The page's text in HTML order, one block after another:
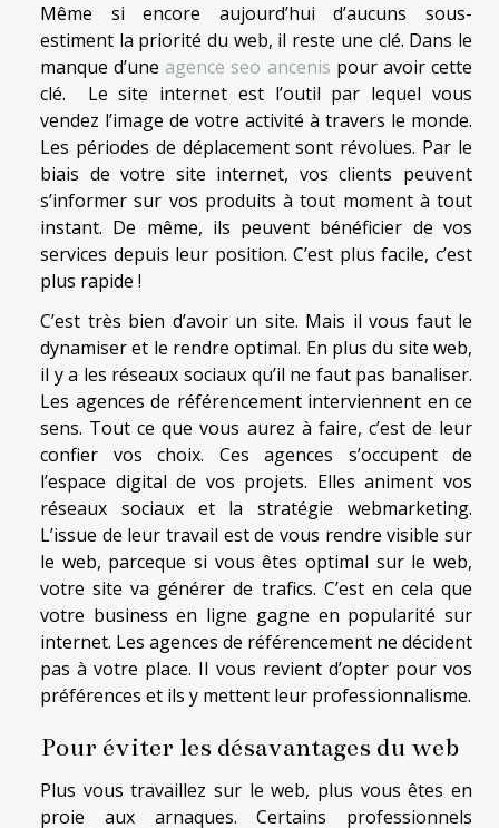
Même si encore aujourd’hui d’aucuns sous-
estiment la priorité du web, il reste une clé. Dans le
manque d’une agence seo ancenis pour avoir cette
clé. Le site internet est l’outil par lequel vous
vendez l’image de votre activité à travers le monde.
Les périodes de déplacement sont révolues. Par le
biais de votre site internet, vos clients peuvent
s’informer sur vos produits à tout moment à tout
instant. De même, ils peuvent bénéficier de vos
services depuis leur position. C’est plus facile, c’est
plus rapide !
C’est très bien d’avoir un site. Mais il vous faut le
dynamiser et le rendre optimal. En plus du site web,
il y a les réseaux sociaux qu’il ne faut pas banaliser.
Les agences de référencement interviennent en ce
sens. Tout ce que vous aurez à faire, c’est de leur
confier vos choix. Ces agences s’occupent de
l’espace digital de vos projets. Elles animent vos
réseaux sociaux et la stratégie webmarketing.
L’issue de leur travail est de vous rendre visible sur
le web, parceque si vous êtes optimal sur le web,
votre site va générer de trafics. C’est en cela que
votre business en ligne gagne en popularité sur
internet. Les agences de référencement ne décident
pas à votre place. Il vous revient d’opter pour vos
préférences et ils y mettent leur professionnalisme.
Pour éviter les désavantages du web
Plus vous travaillez sur le web, plus vous êtes en
proie aux arnaques. Certains professionnels